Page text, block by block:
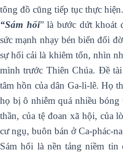
tông đồ cũng tiếp tục thực hiện.
“Sám hối” là bước dứt khoát
sức mạnh nhạy bén biến đổi
sự hối cải là khiêm tốn, nhìn
mình trước Thiên Chúa. Đề
tâm hồn của dân Ga-li-lê. Họ
họ bị ô nhiễm quá nhiều bóng
thần, của tệ đoan xã hội, của
cư ngụ, buôn bán ở Ca-phác-
Sám hối là nền tảng niềm